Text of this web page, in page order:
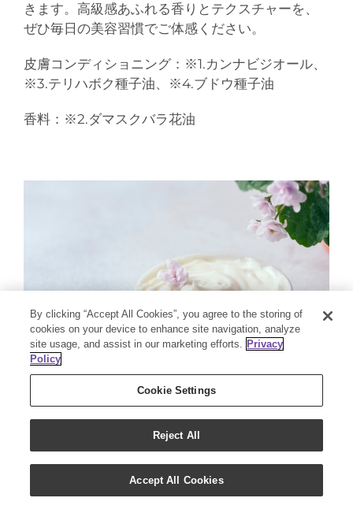
きます。高級感あふれる香りとテクスチャーを、
ぜひ毎日の美容習慣でご体感ください。
皮膚コンディショニング：※1.カンナビジオール、
※3.テリハボク種子油、※4.ブドウ種子油
香料：※2.ダマスクバラ花油
By clicking “Accept All Cookies”, you agree to the storing of
cookies on your device to enhance site navigation, analyze
site usage, and assist in our marketing efforts. Privacy
Policy
Cookie Settings
Reject All
Accept All Cookies